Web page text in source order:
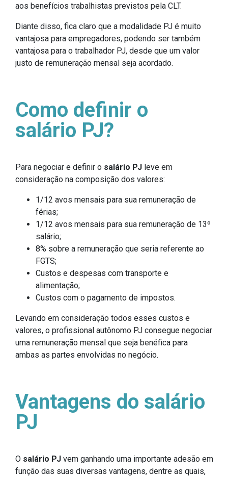
aos benefícios trabalhistas previstos pela CLT.
Diante disso, fica claro que a modalidade PJ é muito
vantajosa para empregadores, podendo ser também
vantajosa para o trabalhador PJ, desde que um valor
justo de remuneração mensal seja acordado.
Como definir o
salário PJ?
Para negociar e definir o salário PJ leve em
consideração na composição dos valores:
1/12 avos mensais para sua remuneração de
férias;
1/12 avos mensais para sua remuneração de 13º
salário;
8% sobre a remuneração que seria referente ao
FGTS;
Custos e despesas com transporte e
alimentação;
Custos com o pagamento de impostos.
Levando em consideração todos esses custos e
valores, o profissional autônomo PJ consegue negociar
uma remuneração mensal que seja benéfica para
ambas as partes envolvidas no negócio.
Vantagens do salário
PJ
O salário PJ vem ganhando uma importante adesão em
função das suas diversas vantagens, dentre as quais,